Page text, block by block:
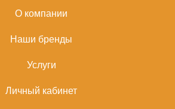
О компании
Наши бренды
Услуги
Личный кабинет